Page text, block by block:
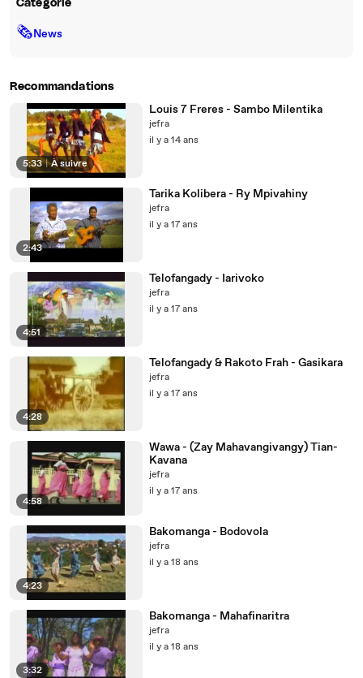
Catégorie
🗞News
Recommandations
5:33 | À suivre
Louis 7 Freres - Sambo Milentika
jefra
il y a 14 ans
2:43
Tarika Kolibera - Ry Mpivahiny
jefra
il y a 17 ans
4:51
Telofangady - Iarivoko
jefra
il y a 17 ans
4:28
Telofangady & Rakoto Frah - Gasikara
jefra
il y a 17 ans
4:58
Wawa - (Zay Mahavangivangy) Tian-
Kavana
jefra
il y a 17 ans
4:23
Bakomanga - Bodovola
jefra
il y a 18 ans
3:32
Bakomanga - Mahafinaritra
jefra
il y a 18 ans